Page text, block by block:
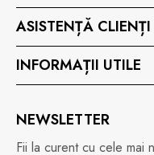
ASISTENȚĂ CLIENȚI
INFORMAȚII UTILE
NEWSLETTER
Fii la curent cu cele mai